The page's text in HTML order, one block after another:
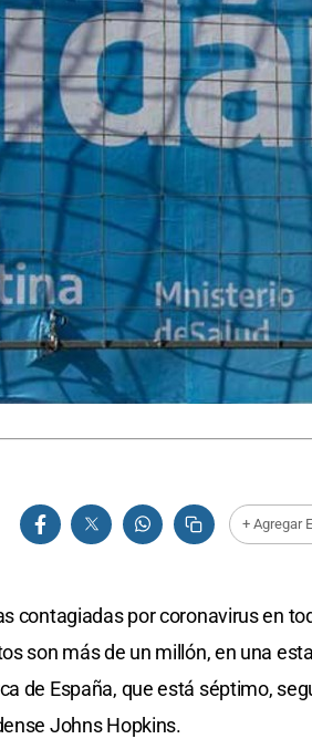
+ Agregar
contagiadas por coronavirus en
son más de un millón, en una
de España, que está séptimo,
Johns Hopkins.